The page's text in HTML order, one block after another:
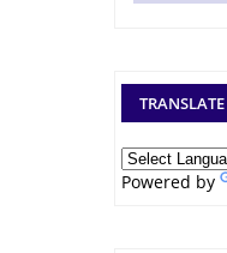
TRANSLATE
Powered by